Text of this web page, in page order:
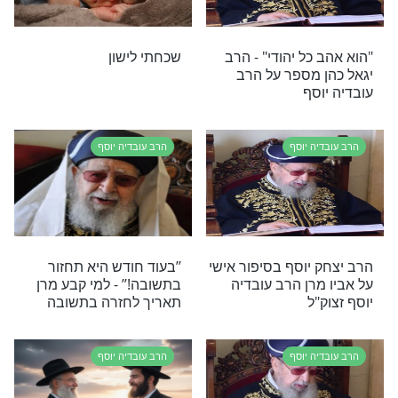
געגוע: סגולה
ג’ חשון, הילולת
יוסף זצוק"ל
קידוש השם של מרן רבנו
עובדיה יוסף זצוק"ל בטקס
"פרס ישראל"